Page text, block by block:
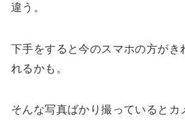
違う。
下手をすると今のスマホの方がき
れるかも。
そんな写真ばかり撮っているとカ